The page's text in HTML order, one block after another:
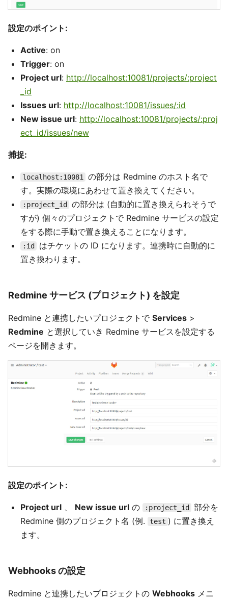
設定のポイント:
Active: on
Trigger: on
Project url: http://localhost:10081/projects/:project
_id
Issues url: http://localhost:10081/issues/:id
New issue url: http://localhost:10081/projects/:proj
ect_id/issues/new
捕捉:
localhost:10081
の部分は Redmine のホスト名で
す。実際の環境にあわせて置き換えてください。
:project_id
の部分は (自動的に置き換えられそうで
すが) 個々のプロジェクトで Redmine サービスの設定
をする際に手動で置き換えることになります。
:id
はチケットの ID になります。連携時に自動的に
置き換わります。
Redmine サービス (プロジェクト) を設定
Redmine と連携したいプロジェクトで Services >
Redmine と選択していき Redmine サービスを設定する
ページを開きます。
設定のポイント:
Project url 、 New issue url の :project_id
部分を
Redmine 側のプロジェクト名 (例.
test ) に置き換え
ます。
Webhooks の設定
Redmine と連携したいプロジェクトの Webhooks メニ